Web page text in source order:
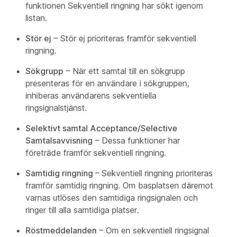
funktionen Sekventiell ringning har sökt igenom
listan.
Stör ej – Stör ej prioriteras framför sekventiell
ringning.
Sökgrupp – När ett samtal till en sökgrupp
presenteras för en användare i sökgruppen,
inhiberas användarens sekventiella
ringsignalstjänst.
Selektivt samtal Acceptance/Selective
Samtalsavvisning – Dessa funktioner har
företräde framför sekventiell ringning.
Samtidig ringning – Sekventiell ringning prioriteras
framför samtidig ringning. Om basplatsen däremot
varnas utlöses den samtidiga ringsignalen och
ringer till alla samtidiga platser.
Röstmeddelanden – Om en sekventiell ringsignal